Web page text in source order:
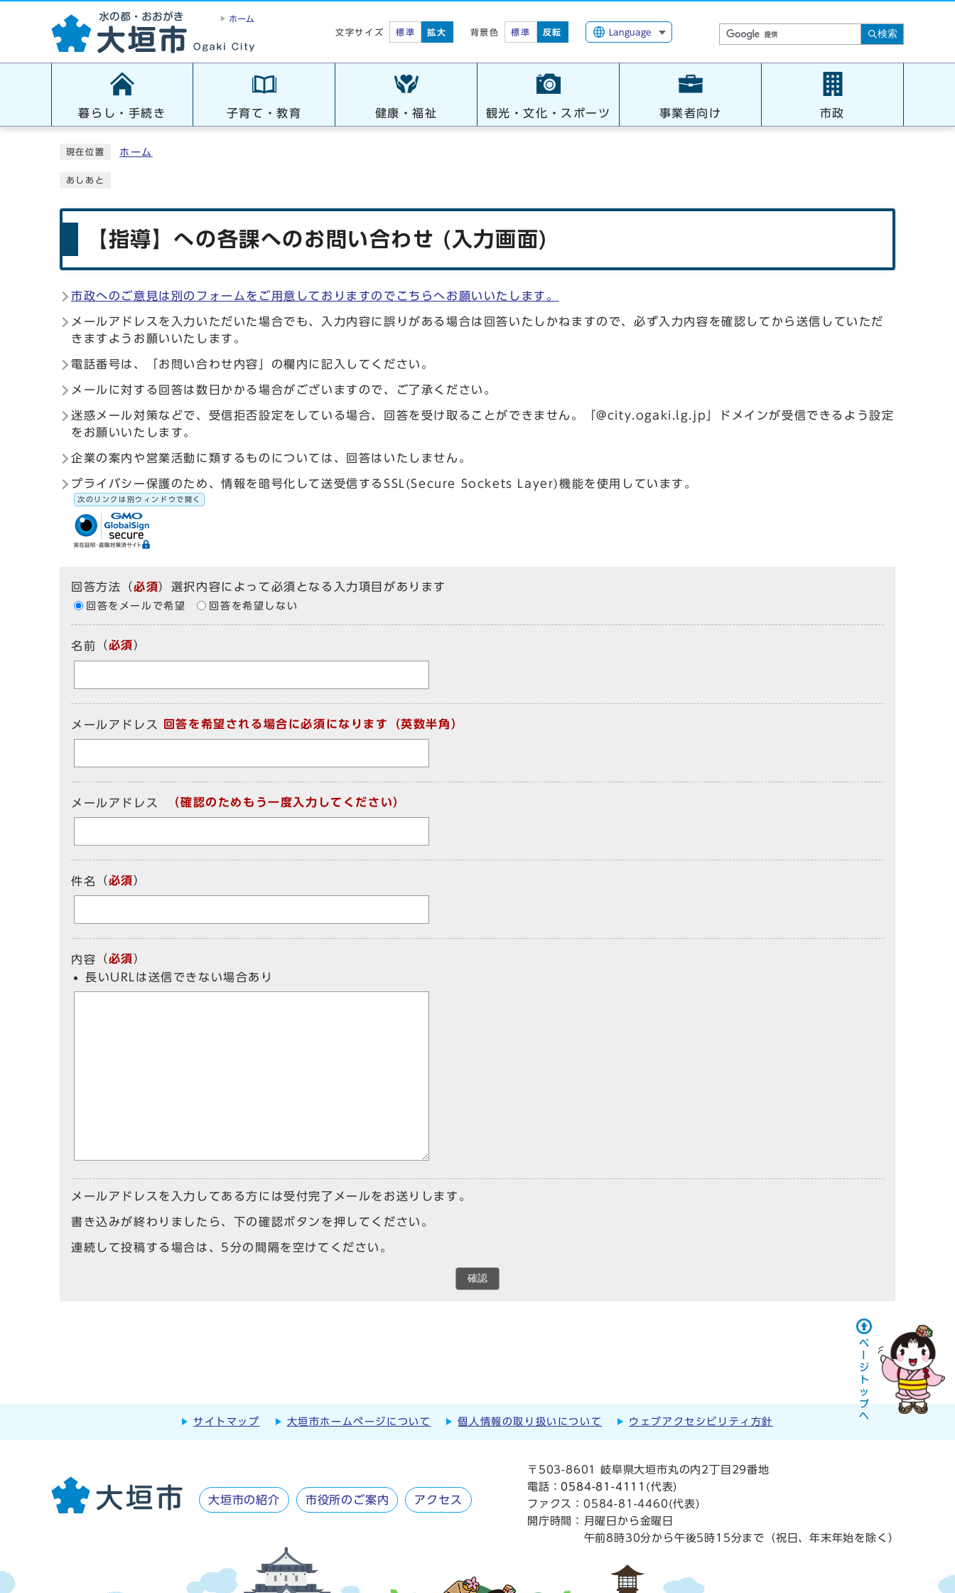
ホーム
文字サイズ
標準 拡大 背景色 標準 反転 Language 検索
暮らし・手続き 子育て・教育 健康・福祉 観光・文化・スポーツ 事業者向け 市政
現在位置 ホーム
あしあと
【指導】への各課へのお問い合わせ (入力画面)
市政へのご意見は別のフォームをご用意しておりますのでこちらへお願いいたします。
メールアドレスを入力いただいた場合でも、入力内容に誤りがある場合は回答いたしかねますので、必ず入力内容を確認してから送信していただ
きますようお願いいたします。
電話番号は、「お問い合わせ内容」の欄内に記入してください。
メールに対する回答は数日かかる場合がございますので、ご了承ください。
迷惑メール対策などで、受信拒否設定をしている場合、回答を受け取ることができません。「@city.ogaki.lg.jp」ドメインが受信できるよう設定
をお願いいたします。
企業の案内や営業活動に類するものについては、回答はいたしません。
プライバシー保護のため、情報を暗号化して送受信するSSL(Secure Sockets Layer)機能を使用しています。
次のリンクは別ウィンドウで開く
回答方法 （必須）選択内容によって必須となる入力項目があります
回答をメールで希望 回答を希望しない
名前 （必須）
メールアドレス 回答を希望される場合に必須になります（英数半角）
メールアドレス （確認のためもう一度入力してください）
件名 （必須）
内容 （必須）
長いURLは送信できない場合あり
メールアドレスを入力してある方には受付完了メールをお送りします。
書き込みが終わりましたら、下の確認ボタンを押してください。
連続して投稿する場合は、5分の間隔を空けてください。
確認
サイトマップ 大垣市ホームページについて 個人情報の取り扱いについて ウェブアクセシビリティ方針
大垣市の紹介 市役所のご案内 アクセス
〒503-8601 岐阜県大垣市丸の内2丁目29番地
電話：0584-81-4111 (代表)
ファクス：0584-81-4460(代表)
開庁時間：
月曜日から金曜日
午前8時30分から午後5時15分まで（祝日、年末年始を除く）